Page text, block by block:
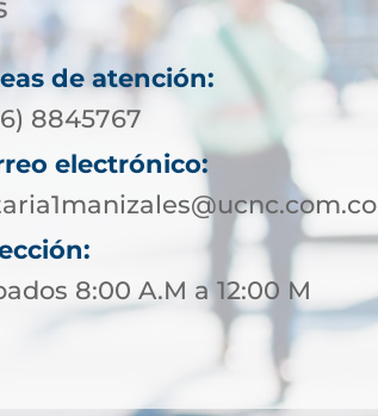
de atención:
8845767
electrónico:
8:00 A.M a 12:00 M